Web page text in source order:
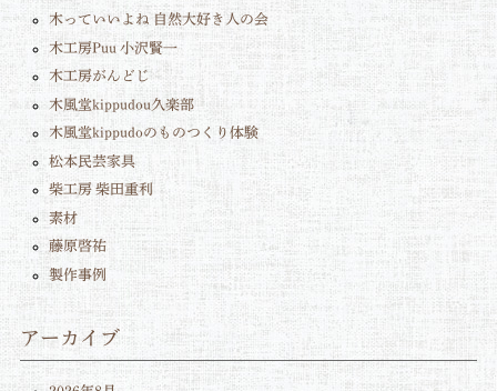
木っていいよね 自然大好き人の会
木工房Puu 小沢賢一
木工房がんどじ
木風堂kippudou久楽部
木風堂kippudoのものつくり体験
松本民芸家具
柴工房 柴田重利
素材
藤原啓祐
製作事例
アーカイブ